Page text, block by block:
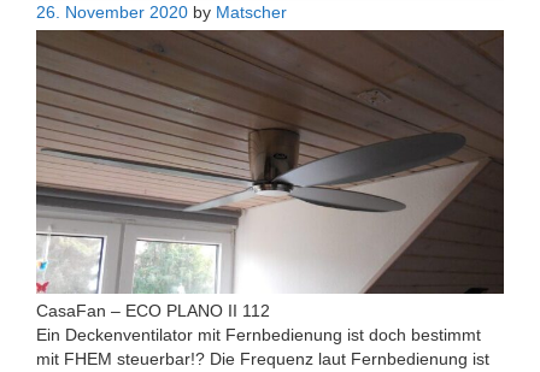
26. November 2020 by Matscher
CasaFan – ECO PLANO II 112
Ein Deckenventilator mit Fernbedienung ist doch bestimmt
mit FHEM steuerbar!? Die Frequenz laut Fernbedienung ist